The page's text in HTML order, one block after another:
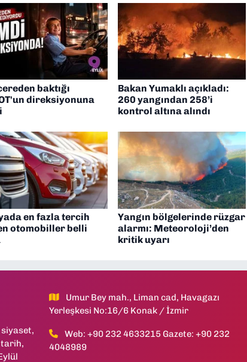
baktığı
direksiyonuna
Bakan Yumaklı açıkladı:
260 yangından 258’i
kontrol altına alındı
en fazla tercih
otomobiller belli
Yangın bölgelerinde rüzgar
alarmı: Meteoroloji’den
kritik uyarı
tarih,
Umur Bey mah., Liman cad, Havagazı
Yerleşkesi No:16/6 Konak / İzmir
Web: +90 232 4633215 Gazete: +90 232
4048989